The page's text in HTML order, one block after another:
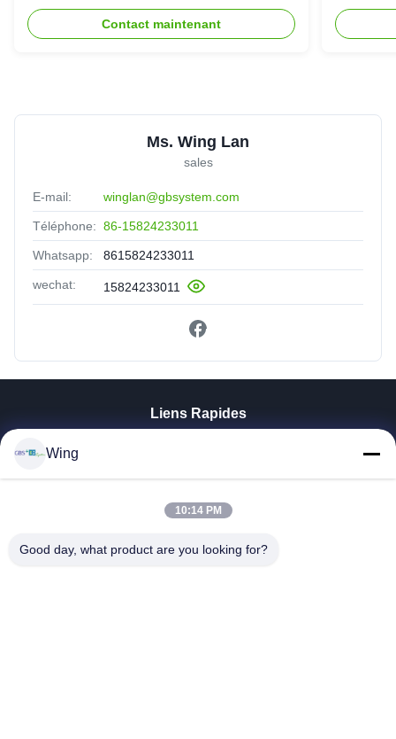
Contact maintenant
Ms. Wing Lan
sales
E-mail: winglan@gbsystem.com
Téléphone: 86-15824233011
Whatsapp: 8615824233011
wechat: 15824233011
Liens Rapides
Le Spectacle VR
Visite De L'usine
Wing
10:14 PM
Good day, what product are you looking for?